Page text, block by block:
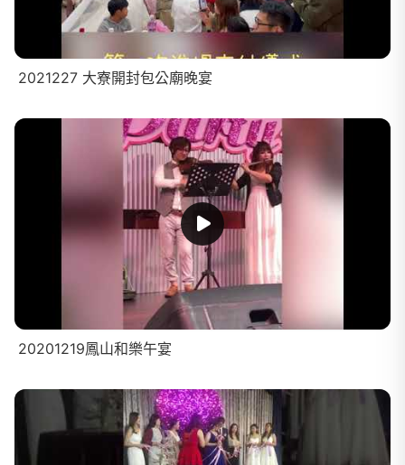
2021227 大寮開封包公廟晚宴
20201219鳳山和樂午宴